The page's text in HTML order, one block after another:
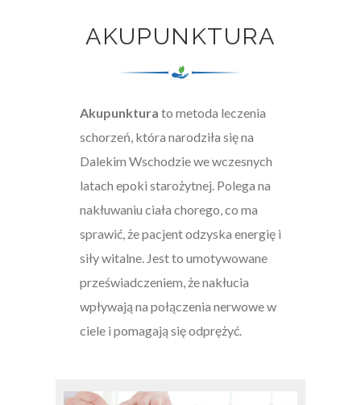
AKUPUNKTURA
Akupunktura to metoda leczenia
schorzeń, która narodziła się na
Dalekim Wschodzie we wczesnych
latach epoki starożytnej. Polega na
nakłuwaniu ciała chorego, co ma
sprawić, że pacjent odzyska energię i
siły witalne. Jest to umotywowane
przeświadczeniem, że nakłucia
wpływają na połączenia nerwowe w
ciele i pomagają się odprężyć.